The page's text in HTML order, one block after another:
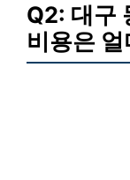
Q2: 대구
비용은